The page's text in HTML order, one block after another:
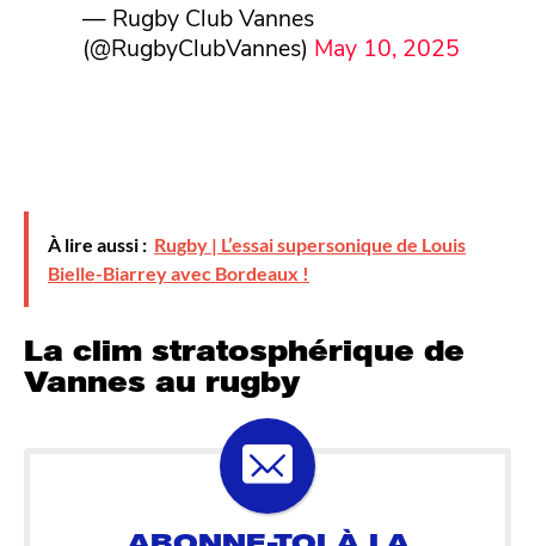
— Rugby Club Vannes
(@RugbyClubVannes) May 10, 2025
À lire aussi : Rugby | L’essai supersonique de Louis
Bielle-Biarrey avec Bordeaux !
La clim stratosphérique de
Vannes au rugby